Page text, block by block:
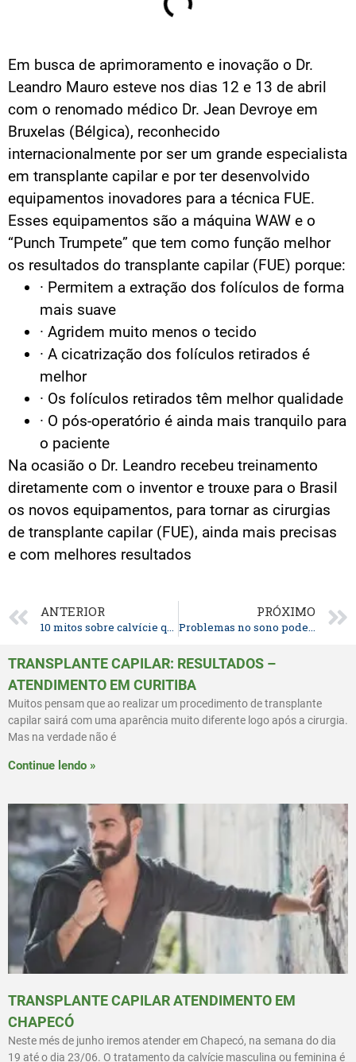
Em busca de aprimoramento e inovação o Dr.
Leandro Mauro esteve nos dias 12 e 13 de abril
com o renomado médico Dr. Jean Devroye em
Bruxelas (Bélgica), reconhecido
internacionalmente por ser um grande especialista
em transplante capilar e por ter desenvolvido
equipamentos inovadores para a técnica FUE.
Esses equipamentos são a máquina WAW e o
“Punch Trumpete” que tem como função melhor
os resultados do transplante capilar (FUE) porque:
· Permitem a extração dos folículos de forma
mais suave
· Agridem muito menos o tecido
· A cicatrização dos folículos retirados é
melhor
· Os folículos retirados têm melhor qualidade
· O pós-operatório é ainda mais tranquilo para
o paciente
Na ocasião o Dr. Leandro recebeu treinamento
diretamente com o inventor e trouxe para o Brasil
os novos equipamentos, para tornar as cirurgias
de transplante capilar (FUE), ainda mais precisas
e com melhores resultados
ANTERIOR
10 mitos sobre calvície que você sempre achou que eram verdade
PRÓXIMO
Problemas no sono podem influenciar na queda dos cabelos
TRANSPLANTE CAPILAR: RESULTADOS –
ATENDIMENTO EM CURITIBA
Muitos pensam que ao realizar um procedimento de transplante
capilar sairá com uma aparência muito diferente logo após a cirurgia.
Mas na verdade não é
Continue lendo »
TRANSPLANTE CAPILAR ATENDIMENTO EM
CHAPECÓ
Neste més de junho iremos atender em Chapecó, na semana do dia
19 até o dia 23/06. O tratamento da calvície masculina ou feminina é